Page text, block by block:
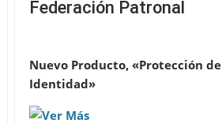
Federación Patronal
Nuevo Producto, «Protección de
Identidad»